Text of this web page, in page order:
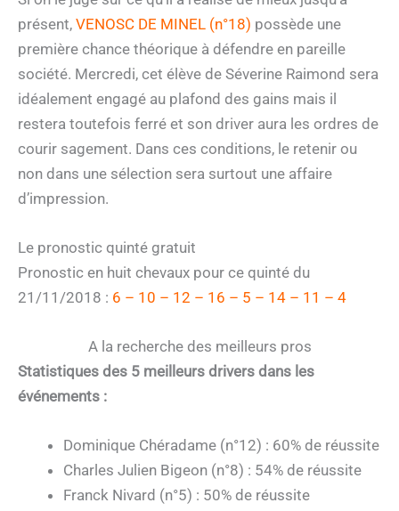
présent, VENOSC DE MINEL (n°18) possède une
première chance théorique à défendre en pareille
société. Mercredi, cet élève de Séverine Raimond sera
idéalement engagé au plafond des gains mais il
restera toutefois ferré et son driver aura les ordres de
courir sagement. Dans ces conditions, le retenir ou
non dans une sélection sera surtout une affaire
d’impression.
Le pronostic quinté gratuit
Pronostic en huit chevaux pour ce quinté du
21/11/2018 : 6 – 10 – 12 – 16 – 5 – 14 – 11 – 4
A la recherche des meilleurs pros
Statistiques des 5 meilleurs drivers dans les
événements :
Dominique Chéradame (n°12) : 60% de réussite
Charles Julien Bigeon (n°8) : 54% de réussite
Franck Nivard (n°5) : 50% de réussite